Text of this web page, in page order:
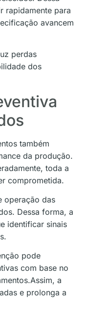
rapidamente para
avancem
perdas
dos
também
da produção.
toda a
comprometida.
operação das
Dessa forma, a
identificar sinais
pode
com base no
a
e prolonga a